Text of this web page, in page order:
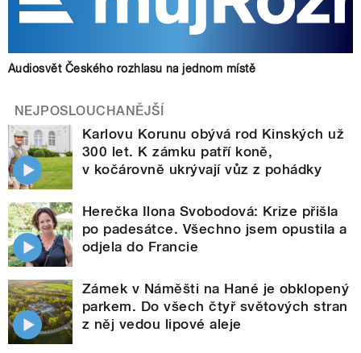
Audiosvět Českého rozhlasu na jednom místě
NEJPOSLOUCHANĚJŠÍ
Karlovu Korunu obývá rod Kinských už
300 let. K zámku patří koně,
v kočárovně ukrývají vůz z pohádky
Herečka Ilona Svobodová: Krize přišla
po padesátce. Všechno jsem opustila a
odjela do Francie
Zámek v Náměšti na Hané je obklopený
parkem. Do všech čtyř světových stran
z něj vedou lipové aleje